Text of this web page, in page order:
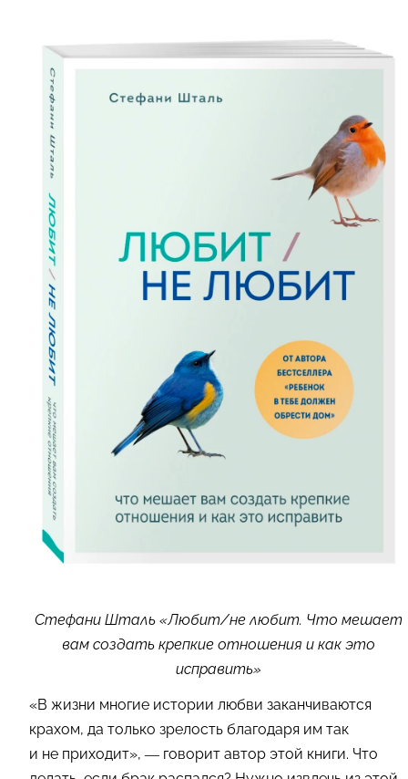
Стефани Шталь «Любит/не любит. Что мешает
вам создать крепкие отношения и как это
исправить»
«В жизни многие истории любви заканчиваются
крахом, да только зрелость благодаря им так
и не приходит», — говорит автор этой книги. Что